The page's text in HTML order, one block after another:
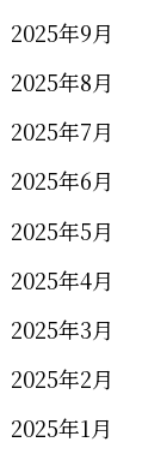
2025年9月
2025年8月
2025年7月
2025年6月
2025年5月
2025年4月
2025年3月
2025年2月
2025年1月